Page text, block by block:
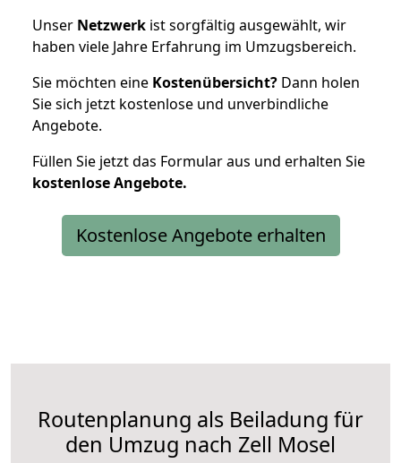
Unser Netzwerk ist sorgfältig ausgewählt, wir
haben viele Jahre Erfahrung im Umzugsbereich.
Sie möchten eine Kostenübersicht? Dann holen
Sie sich jetzt kostenlose und unverbindliche
Angebote.
Füllen Sie jetzt das Formular aus und erhalten Sie
kostenloseAngebote.
Kostenlose Angebote erhalten
Routenplanung als Beiladung für
den Umzug nach Zell Mosel